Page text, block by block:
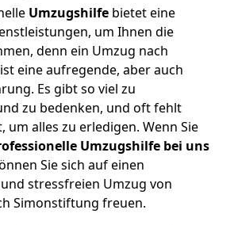
Umzugshilfe bietet eine
um Ihnen die
denn ein Umzug nach
eine aufregende, aber auch
Es gibt so viel zu
zu bedenken, und oft fehlt
um alles zu erledigen. Wenn Sie
Umzugshilfe bei uns
Sie sich auf einen
stressfreien Umzug von
Simonstiftung freuen.